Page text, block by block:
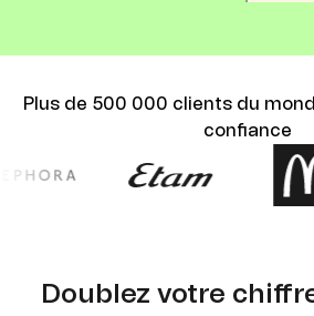
Plus de 500 000 clients du
confiance
Doublez votre